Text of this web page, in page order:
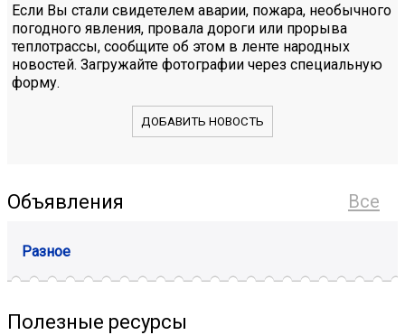
Если Вы стали свидетелем аварии, пожара, необычного
погодного явления, провала дороги или прорыва
теплотрассы, сообщите об этом в ленте народных
новостей. Загружайте фотографии через специальную
форму.
ДОБАВИТЬ НОВОСТЬ
Все
Объявления
Разное
Полезные ресурсы